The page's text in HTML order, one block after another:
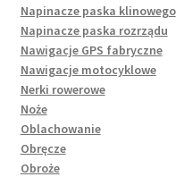
Napinacze paska klinowego
Napinacze paska rozrządu
Nawigacje GPS fabryczne
Nawigacje motocyklowe
Nerki rowerowe
Noże
Oblachowanie
Obręcze
Obroże